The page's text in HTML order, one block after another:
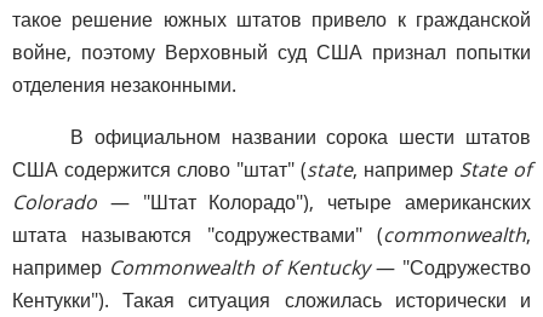
такое решение южных штатов привело к гражданской
войне, поэтому Верховный суд США признал попытки
отделения незаконными.
В официальном названии сорока шести штатов
США содержится слово "штат" (state, например State of
Colorado — "Штат Колорадо"), четыре американских
штата называются "содружествами" (commonwealth,
например Commonwealth of Kentucky— "Содружество
Кентукки"). Такая ситуация сложилась исторически и